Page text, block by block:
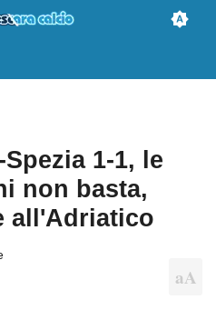
1-1, le
non basta,
all'Adriatico